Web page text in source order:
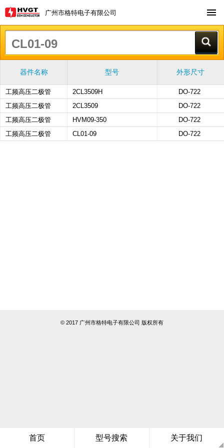
广州市格特电子有限公司
首页 型号搜索 关于我们
器件名称 型号 外形尺寸
工频高压二极管 2CL3509H
DO-722
工频高压二极管
2CL3509
DO-722
工频高压二极管
HVM09-350
DO-722
工频高压二极管
CL01-09 DO-722
© 2017 广州市格特电子有限公司 版权所有